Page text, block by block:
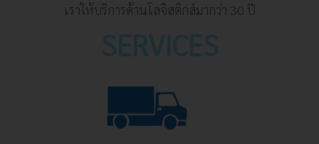
เราให้บริการด้านโลจิสติกส์มากว่า 30 ปี